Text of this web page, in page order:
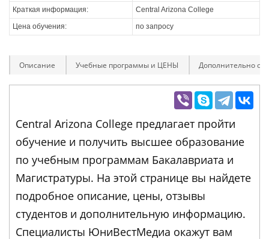
Краткая информация:
Central Arizona College
Цена обучения:
по запросу
Описание Учебные программы и ЦЕНЫ Дополнительно
Central Arizona College предлагает пройти
обучение и получить высшее образование
по учебным программам Бакалавриата и
Магистратуры. На этой странице вы найдете
подробное описание, цены, отзывы
студентов и дополнительную информацию.
Специалисты ЮниВестМедиа окажут вам